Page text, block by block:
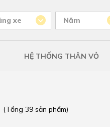
xe Năm
HỆ THỐNG THÂN VỎ
(Tổng 39 sản phẩm)